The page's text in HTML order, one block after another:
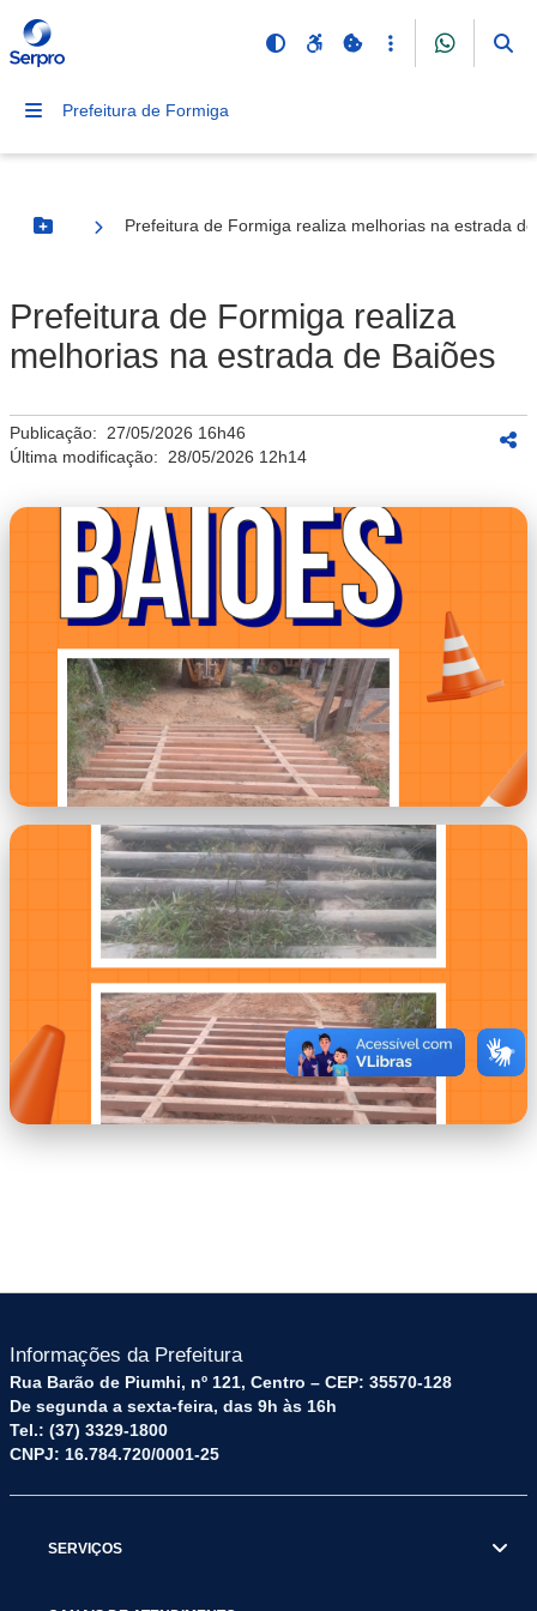
Prefeitura de Formiga
Botão Menu
Prefeitura de Formiga realiza melhorias na estrada
Prefeitura de Formiga realiza
melhorias na estrada de Baiões
Publicação: 27/05/2026 16h46
Última modificação: 28/05/2026 12h14
imagem.png
Informações da Prefeitura
Rua Barão de Piumhi, nº 121, Centro – CEP: 35570-128
De segunda a sexta-feira, das 9h às 16h
Tel.: (37) 3329-1800
CNPJ: 16.784.720/0001-25
SERVIÇOS